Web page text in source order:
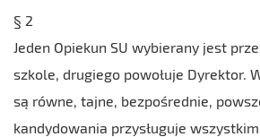
§ 2
Jeden Opiekun SU wybierany jest
szkole, drugiego powołuje Dyrektor.
są równe, tajne, bezpośrednie,
kandydowania przysługuje